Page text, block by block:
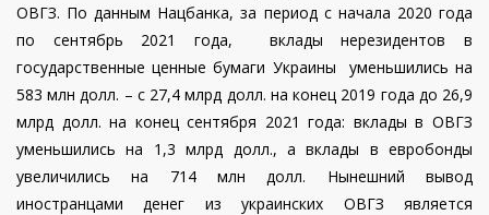
ОВГЗ. По данным Нацбанка, за период с начала 2020 года
по сентябрь 2021 года, вклады нерезидентов в
государственные ценные бумаги Украины уменьшились на
583 млн долл. – с 27,4 млрд долл. на конец 2019 года до 26,9
млрд долл. на конец сентября 2021 года: вклады в ОВГЗ
уменьшились на 1,3 млрд долл., а вклады в евробонды
увеличились на 714 млн долл. Нынешний вывод
иностранцами денег из украинских ОВГЗ является